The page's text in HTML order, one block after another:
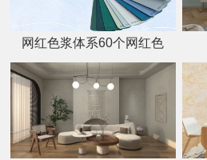
网红色浆体系60个网红色